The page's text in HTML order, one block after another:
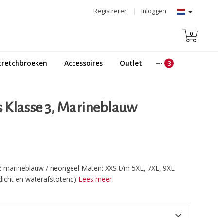
Inloggen
|
Registreren
0
Accessoires Outlet
Klasse 3, Marineblauw
/ neongeel Maten: XXS t/m 5XL, 7XL, 9XL
en waterafstotend) Lees meer